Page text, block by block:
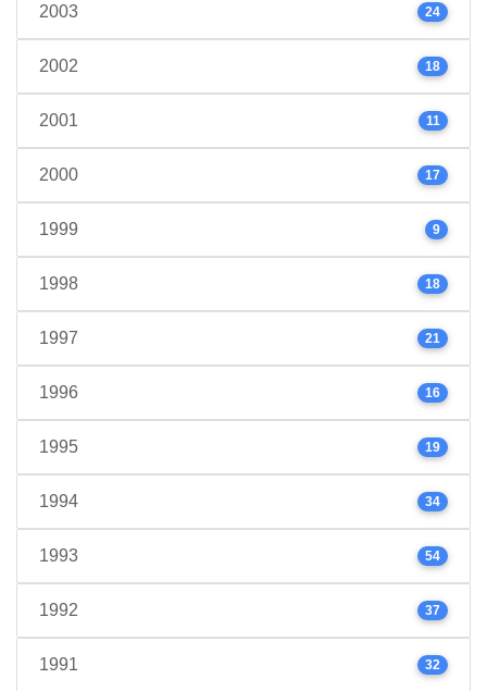
2003 24
2002 18
2001 11
2000 17
1999 9
1998 18
1997 21
1996 16
1995 19
1994 34
1993 54
1992 37
1991 32